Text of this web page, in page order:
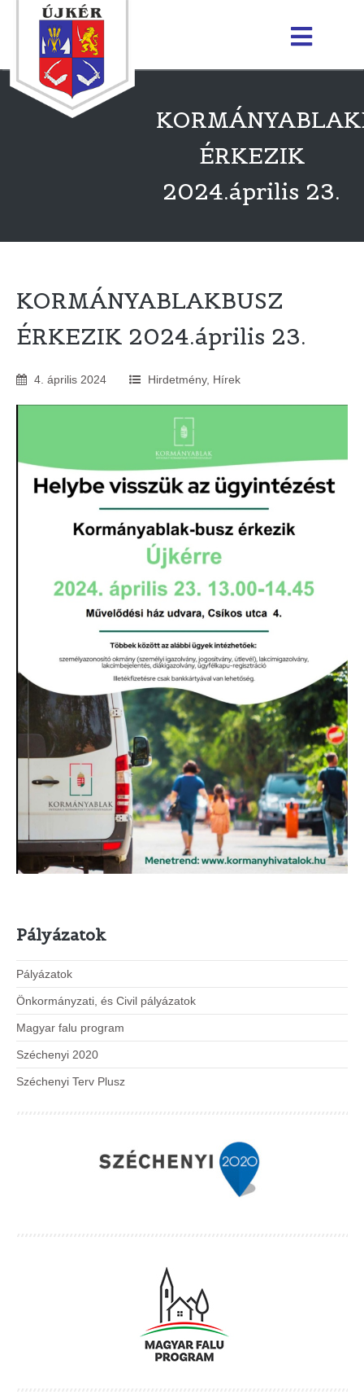
ÉRKEZIK
2024.április 23.
KORMÁNYABLAKBUSZ
ÉRKEZIK 2024.április 23.
4 április 2024 Hirdetmény, Hírek
Pályázatok
Pályázatok
Önkormányzati, és Civil pályázatok
Magyar falu program
Széchenyi 2020
Széchenyi Terv Plusz